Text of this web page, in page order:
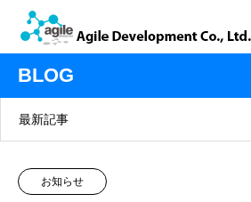
BLOG
最新記事
お知らせ